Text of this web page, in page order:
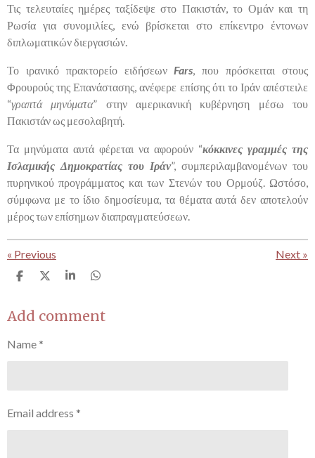
Τις τελευταίες ημέρες ταξίδεψε στο Πακιστάν, το Ομάν και τη
Ρωσία για συνομιλίες, ενώ βρίσκεται στο επίκεντρο έντονων
διπλωματικών διεργασιών.
Το ιρανικό πρακτορείο ειδήσεων Fars , που πρόσκειται στους
Φρουρούς της Επανάστασης, ανέφερε επίσης ότι το Ιράν απέστειλε
“γραπτά μηνύματα” στην αμερικανική κυβέρνηση μέσω του
Πακιστάν ως μεσολαβητή.
Τα μηνύματα αυτά φέρεται να αφορούν “κόκκινες γραμμές της
Ισλαμικής Δημοκρατίας του Ιράν”, συμπεριλαμβανομένων του
πυρηνικού προγράμματος και των Στενών του Ορμούζ. Ωστόσο,
σύμφωνα με το ίδιο δημοσίευμα, τα θέματα αυτά δεν αποτελούν
μέρος των επίσημων διαπραγματεύσεων.
« Previous Next »
S
r
e
S
r
e
S
r
e
S
r
e
Add comment
Name *
Email address *